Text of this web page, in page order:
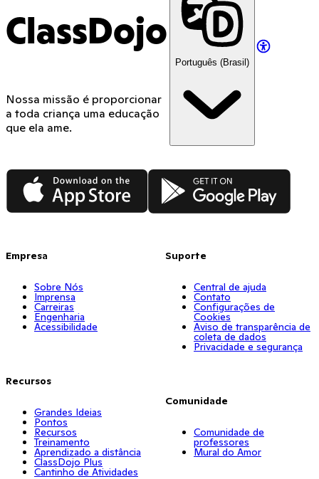
ClassDojo
Nossa missão é proporcionar
a toda criança uma educação
que ela ame.
Português (Brasil)
App Store Google Play
Empresa
Sobre Nós
Imprensa
Carreiras
Engenharia
Acessibilidade
Recursos
Grandes Ideias
Pontos
Recursos
Treinamento
Aprendizado a distância
ClassDojo Plus
Cantinho de Atividades
Suporte
Central de ajuda
Contato
Configurações de
Cookies
Aviso de transparência de
coleta de dados
Privacidade e segurança
Comunidade
Comunidade de
professores
Mural do Amor